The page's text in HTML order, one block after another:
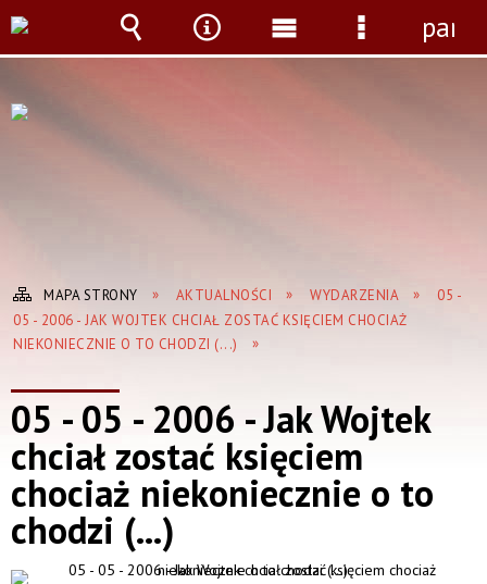
MAPA STRONY AKTUALNOŚCI WYDARZENIA
05 -
05 - 2006 - JAK WOJTEK CHCIAŁ ZOSTAĆ KSIĘCIEM CHOCIAŻ
NIEKONIECZNIE O TO CHODZI (...)
05 - 05 - 2006 - Jak Wojtek
chciał zostać księciem
chociaż niekoniecznie o to
chodzi (...)
Wyszukiwarka
Narzędzia
Menu
główne
Menu
panel